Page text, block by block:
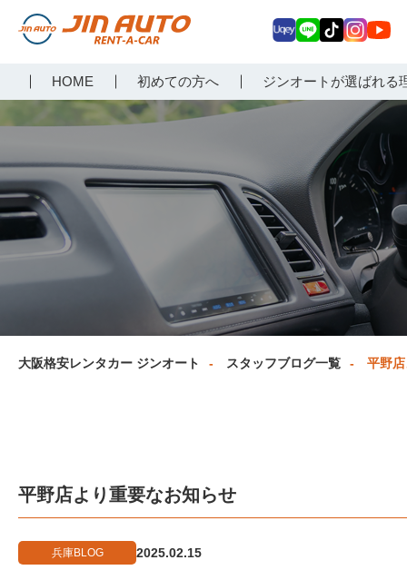
らジンオートレンタカー
HOME 初めての方へ ジンオートが選ばれる
ey E
Tokagr
am
uT
ub
大阪格安レンタカー ジンオート スタッフブログ一覧 平野
平野店より重要なお知らせ
兵庫BLOG 2025.02.15